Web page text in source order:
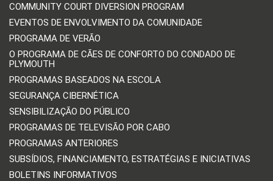
COMMUNITY COURT DIVERSION PROGRAM
EVENTOS DE ENVOLVIMENTO DA COMUNIDADE
PROGRAMA DE VERÃO
O PROGRAMA DE CÃES DE CONFORTO DO CONDADO DE
PLYMOUTH
PROGRAMAS BASEADOS NA ESCOLA
SEGURANÇA CIBERNÉTICA
SENSIBILIZAÇÃO DO PÚBLICO
PROGRAMAS DE TELEVISÃO POR CABO
PROGRAMAS ANTERIORES
SUBSÍDIOS, FINANCIAMENTO, ESTRATÉGIAS E INICIATIVAS
BOLETINS INFORMATIVOS